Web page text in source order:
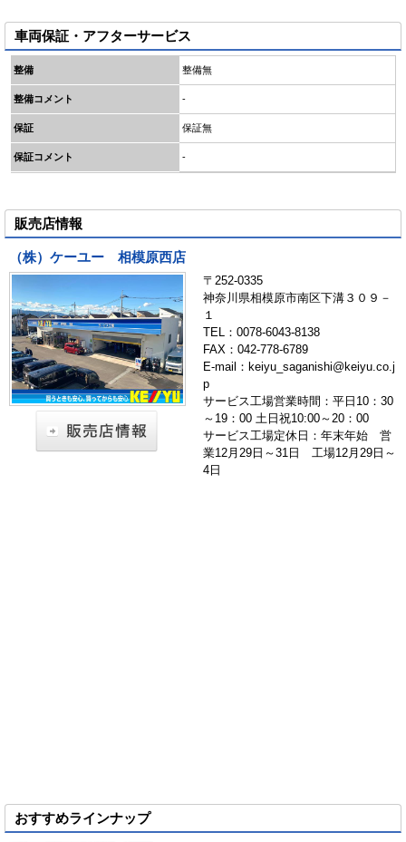
車両保証・アフターサービス
整備 整備無
整備コメント -
保証 保証無
保証コメント -
販売店情報
（株）ケーユー 相模原西店
〒252-0335
神奈川県相模原市南区下溝３０９－
１
TEL：0078-6043-8138
FAX：042-778-6789
E-mail：keiyu_saganishi@keiyu.co.j
p
サービス工場営業時間：平日10：30
～19：00 土日祝10:00～20：00
サービス工場定休日：年末年始 営
業12月29日～31日 工場12月29日～
4日
おすすめラインナップ